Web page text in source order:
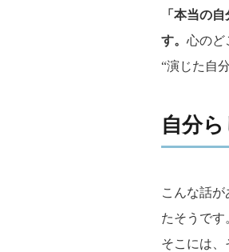
「本当の
す。 心のど
“演じた自
自分
こんな話
たそうです
そこには、